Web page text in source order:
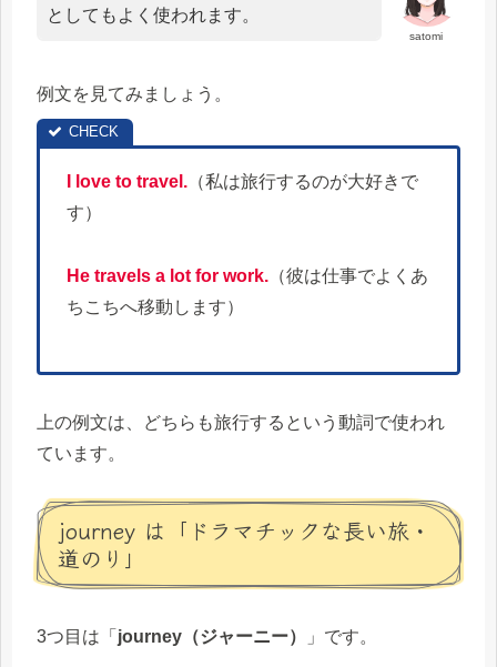
satomi
としてもよく使われます。
例文を見てみましょう。
I love to travel. （私は旅行するのが大好きで
す）
He travels a lot for work. （彼は仕事でよくあ
ちこちへ移動します）
上の例文は、どちらも旅行するという動詞で使われ
ています。
journey は「ドラマチックな長い旅・
道のり」
3つ目は「 journey（ジャーニー） 」です。